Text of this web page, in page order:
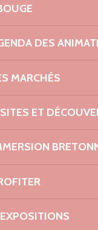
DES
MARCHÉS
ET
EXPOSITIONS
incluant des
encart
loisirs ou